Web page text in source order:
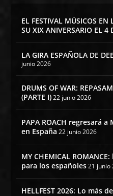
EL FESTIVAL MÚSICOS EN
SU XIX ANIVERSARIO EL 4
LA GIRA ESPAÑOLA DE
junio 2026
DRUMS OF WAR:
(PARTE I) 22 junio 2026
PAPA ROACH regresará
en España 22 junio 2026
MY CHEMICAL
para los españoles 21 junio
HELLFEST 2026: Lo más